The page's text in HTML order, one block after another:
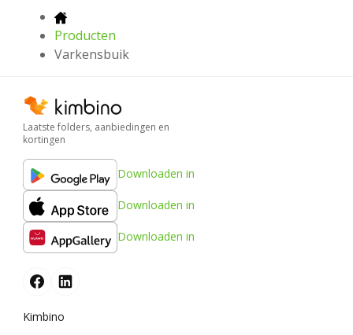
Producten
Varkensbuik
Laatste folders, aanbiedingen en
kortingen
Downloaden in
Downloaden in
Downloaden in
Kimbino